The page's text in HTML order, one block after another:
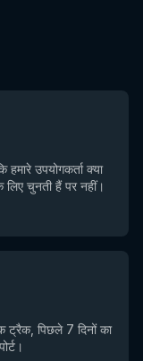
हमारे उपयोगकर्ता क्या
लिए चुनती हैं पर नहीं।
ट्रैक, पिछले 7 दिनों का